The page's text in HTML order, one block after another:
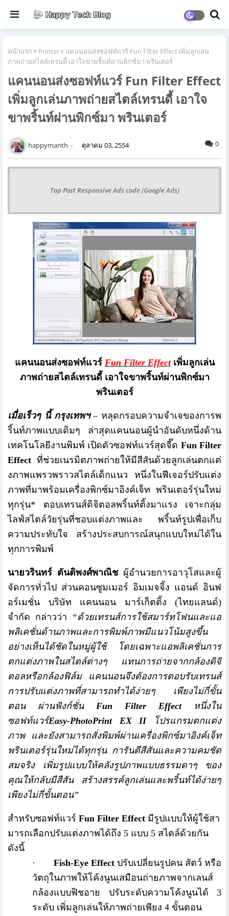
หน้าแรก Printer
แคนนอนส่งซอฟท์แวร์ Fun Filter Effect เพิ่มลูกเล่น
ภาพถ่ายสไตล์เทรนดี้ เอาใจขาพริ้นท์ผ่านพิกซ์มา พรินเตอร์
แคนนอนส่งซอฟท์แวร์ Fun Filter Effect
เพิ่มลูกเล่นภาพถ่ายสไตล์เทรนดี้ เอาใจ
ขาพริ้นท์ผ่านพิกซ์มา พรินเตอร์
happymanth ตุลาคม 03, 2554 0
Top Post Responsive Ads code (Google Ads)
แคนนอนส่งซอฟท์แวร์ Fun Filter Effect เพิ่มลูกเล่น
ภาพถ่ายสไตล์เทรนดี้ เอาใจขาพริ้นท์ผ่านพิกซ์มา
พรินเตอร์
เมื่อเร็วๆ นี้ กรุงเทพฯ – หลุดกรอบความจำเจของการพ
ริ้นท์ภาพแบบเดิมๆ ล่าสุดแคนนอนผู้นำอันดับหนึ่งด้าน
เทคโนโลยีงานพิมพ์ เปิดตัวซอฟท์แวร์สุดจี๊ด Fun Filter
Effect ที่ช่วยเนรมิตภาพถ่ายให้มีสีสันด้วยลูกเล่นตกแต่
งภาพแพรวพราวสไตล์เด็กแนว หนึ่งในฟีเจอร์ปรับแต่ง
ภาพที่มาพร้อมเครื่องพิกซ์มาอิงค์เจ็ท พรินเตอร์รุ่นใหม่
ทุกรุ่น* ตอบเทรนส์ดิจิตอลพริ้นท์ติ้งมาแรง เจาะกลุ่ม
ไลฟ์สไตล์วัยรุ่นที่ชอบแต่งภาพและ พริ้นท์รูปเพื่อเก็บ
ความประทับใจ สร้างประสบการณ์สนุกแบบใหม่ได้ใน
ทุกการพิมพ์
นายวรินทร์ ตันติพงศ์พาณิช ผู้อำนวยการอาวุโสและผู้
จัดการทั่วไป ส่วนคอนซูมเมอร์ อิมเมจจิ้ง แอนด์ อินฟ
อร์เมชั่น บริษัท แคนนอน มาร์เก็ตติ้ง (ไทยแลนด์)
จำกัด กล่าวว่า
“ด้วยเทรนส์การใช้สมาร์ทโฟนและแอ
พลิเคชั่นด้านภาพและการพิมพ์ภาพมีแนวโน้มสูงขึ้น
อย่างเห็นได้ชัดในหมู่ผู้ใช้ โดยเฉพาะแอพลิเคชั่นการ
ตกแต่งภาพในสไตล์ต่างๆ แทนการถ่ายจากกล้องดิจิ
ตอลหรือกล้องฟิล์ม แคนนอนจึงต้องการตอบรับเทรนส์
การปรับแต่งภาพที่สามารถทำได้ง่ายๆ เพียงไม่กี่ขั้น
ตอน ผ่านฟังก์ชั่น
Fun Filter Effect
หนึ่งใน
ซอฟท์แวร์Easy-PhotoPrint EX II
โปรแกรมตกแต่ง
ภาพ และยังสามารถสั่งพิมพ์ผ่านเครื่องพิกซ์มาอิงค์เจ็ท
พรินเตอร์รุ่นใหม่ได้ทุกรุ่น การันตีสีสันและความคมชัด
สมจริง เพิ่มรูปแบบให้คลังรูปภาพแบบธรรมดาๆ ของ
คุณให้กลับมีสีสัน สร้างสรรค์ลูกเล่นและพริ้นท์ได้ง่ายๆ
เพียงไม่กี่ขั้นตอน”
สำหรับซอฟท์แวร์ Fun Filter Effect มีรูปแบบให้ผู้ใช้สา
มารถเลือกปรับแต่งภาพได้ถึง 5 แบบ 5 สไตล์ด้วยกัน
ดังนี้
·
Fish-Eye Effect ปรับเปลี่ยนรูปคน สัตว์ หรือ
วัตถุในภาพให้โค้งนูนเสมือนถ่ายภาพจากเลนส์
กล้องแบบฟิ ชอาย ปรับระดับความโค้งนูนได้ 3
ระดับ เพิ่มลูกเล่นให้ภาพถ่ายเพียง 4 ขั้นตอน